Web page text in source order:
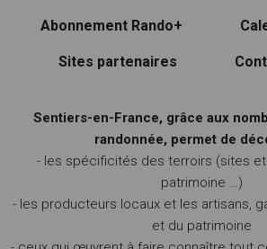
Abonnement Rando+
Sites partenaires
Sentiers-en-France, grâce aux
randonnée, permet de
- les spécificités des terroirs (sites et
patrimoine …)
- les producteurs locaux et les artisans,
et du patrimoine